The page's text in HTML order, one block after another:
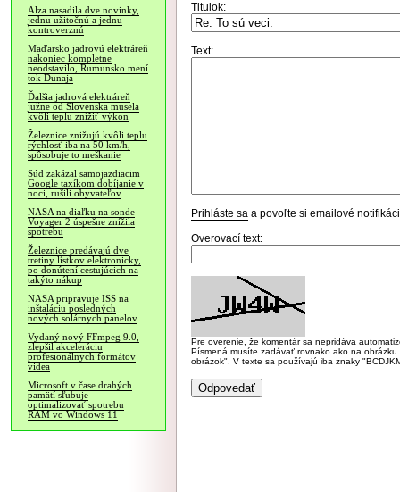
Alza nasadila dve novinky,
jednu užitočnú a jednu
kontroverznú
Maďarsko jadrovú elektráreň
nakoniec kompletne
neodstavilo, Rumunsko mení
tok Dunaja
Ďalšia jadrová elektráreň
južne od Slovenska musela
kvôli teplu znížiť výkon
Železnice znižujú kvôli teplu
rýchlosť iba na 50 km/h,
spôsobuje to meškanie
Súd zakázal samojazdiacim
Google taxíkom dobíjanie v
noci, rušili obyvateľov
NASA na diaľku na sonde
Voyager 2 úspešne znížila
spotrebu
Železnice predávajú dve
tretiny lístkov elektronicky,
po donútení cestujúcich na
takýto nákup
NASA pripravuje ISS na
inštaláciu posledných
nových solárnych panelov
Vydaný nový FFmpeg 9.0,
zlepšil akceleráciu
profesionálnych formátov
videa
Microsoft v čase drahých
pamätí sľubuje
optimalizovať spotrebu
RAM vo Windows 11
Titulok:
Text:
Prihláste sa a povoľte si emailové
Overovací text:
Pre overenie, že komentár sa nepridáva
Písmená musíte zadávať rovnako ako na
obrázok". V texte sa používajú iba znaky